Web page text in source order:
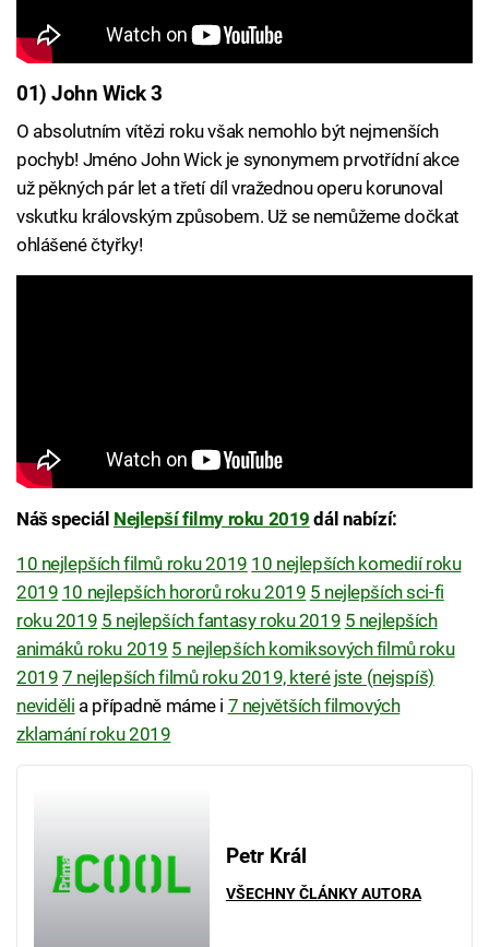
01) John Wick 3
O absolutním vítězi roku však nemohlo být nejmenších
pochyb! Jméno John Wick je synonymem prvotřídní akce
už pěkných pár let a třetí díl vražednou operu korunoval
vskutku královským způsobem. Už se nemůžeme dočkat
ohlášené čtyřky!
Náš speciál Nejlepší filmy roku 2019 dál nabízí:
10 nejlepších filmů roku 2019 10 nejlepších komedií roku
2019 10 nejlepších hororů roku 2019 5 nejlepších sci-fi
roku 2019 5 nejlepších fantasy roku 2019 5 nejlepších
animáků roku 2019 5 nejlepších komiksových filmů roku
2019 7 nejlepších filmů roku 2019, které jste (nejspíš)
neviděli a případně máme i 7 největších filmových
zklamání roku 2019
Petr Král
VŠECHNY ČLÁNKY AUTORA